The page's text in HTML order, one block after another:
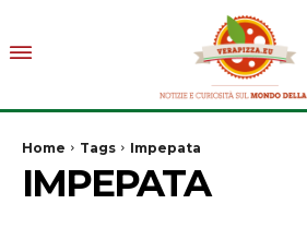
Home Tags Impepata
IMPEPATA